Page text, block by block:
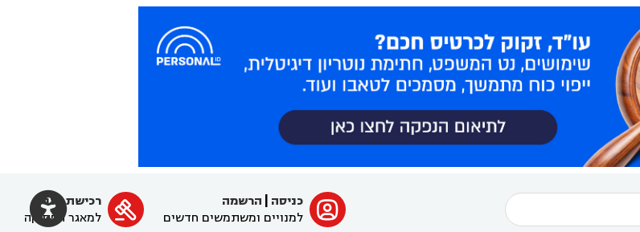
 ﱐ כניסה
הרשמה
למנויים ומשתמשים חדשים

רכישת מנוי
למאגר הפסיקה